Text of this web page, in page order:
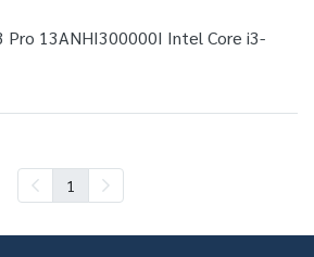
Pro 13ANHI300000I Intel Core i3-
1